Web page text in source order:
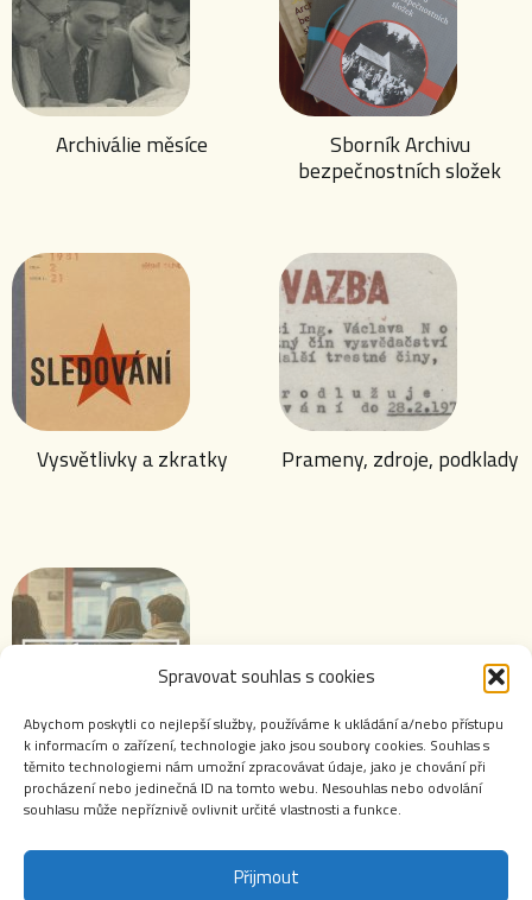
Spravovat souhlas s cookies
Abychom poskytli co nejlepší služby, používáme k ukládání a/nebo přístupu
k informacím o zařízení, technologie jako jsou soubory cookies. Souhlas s
těmito technologiemi nám umožní zpracovávat údaje, jako je chování při
procházení nebo jedinečná ID na tomto webu. Nesouhlas nebo odvolání
souhlasu může nepříznivě ovlivnit určité vlastnosti a funkce.
Přijmout
Archiválie měsíce
Sborník Archivu
bezpečnostních složek
Vysvětlivky a zkratky Prameny, zdroje, podklady
Výstavy ABS